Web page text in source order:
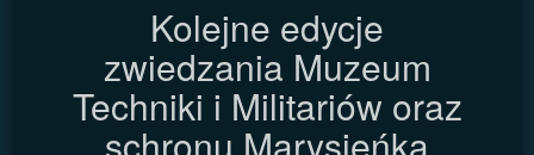
Kolejne edycje
zwiedzania Muzeum
Techniki i Militariów oraz